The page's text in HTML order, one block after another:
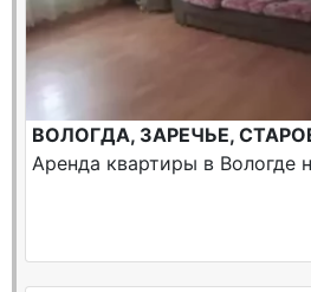
ВОЛОГДА, ЗАРЕЧЬЕ,
Аренда квартиры в Вологде